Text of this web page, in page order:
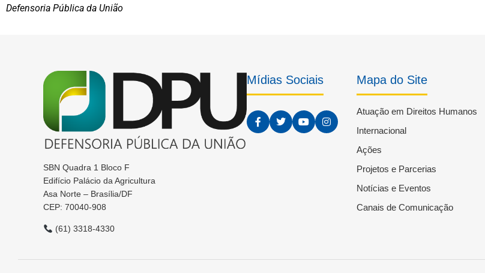
Defensoria Pública da União
SBN Quadra 1 Bloco F
Edifício Palácio da Agricultura
Asa Norte – Brasília/DF
CEP: 70040-908
(61) 3318-4330
Mídias Sociais Mapa do Site
Atuação em Direitos Humanos
Internacional
Ações
Projetos e Parcerias
Notícias e Eventos
Canais de Comunicação